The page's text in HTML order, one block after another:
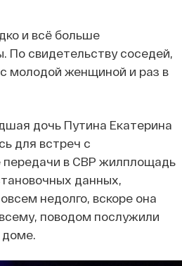
и всё больше
По свидетельству соседей,
молодой женщиной и раз в
дочь Путина Екатерина
для встреч с
в СВР жилплощадь
данных,
недолго, вскоре она
поводом послужили
доме.